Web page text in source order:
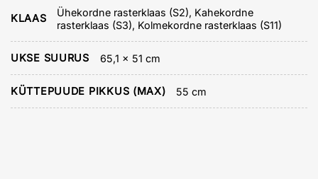
KLAAS
Ühekordne rasterklaas (S2), Kahekordne
rasterklaas (S3), Kolmekordne rasterklaas (S11)
UKSE SUURUS 65,1 x 51 cm
KÜTTEPUUDE PIKKUS (MAX) 55 cm